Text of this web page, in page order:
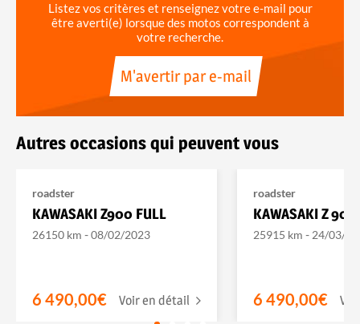
Listez vos critères et renseignez votre e-mail pour
être averti(e) lorsque des motos correspondent à
votre recherche.
M'avertir par e-mail
Autres occasions qui peuvent vous
roadster
KAWASAKI Z900 FULL
26150 km -08/02/2023
6 490,00€ Voir en détail
roadster
KAWASAKI Z 900
25915 km - 24/03/
6 490,00€